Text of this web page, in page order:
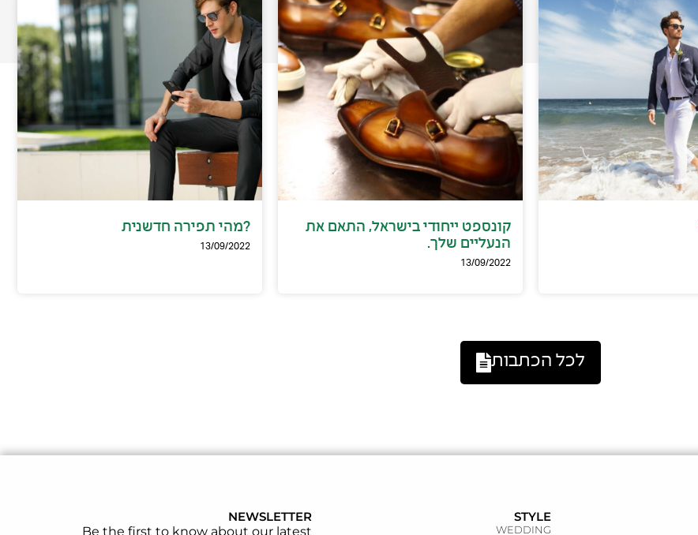
קונספט ייחודי בישראל, התאם את
הנעליים שלך.
13/09/2022
?מהי תפירה חדשנית
13/09/2022
לכל הכתבות
STYLE
WEDDING
NEWSLETTER
Be the first to know about our latest